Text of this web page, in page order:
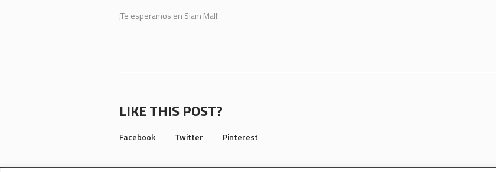
¡Te esperamos en Siam Mall!
LIKE THIS POST?
Facebook Twitter Pinterest